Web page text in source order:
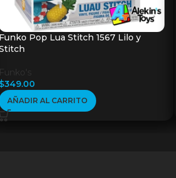
Funko Pop Lua Stitch 1567 Lilo y
Funko's
$349.00
AÑADIR AL CARRITO